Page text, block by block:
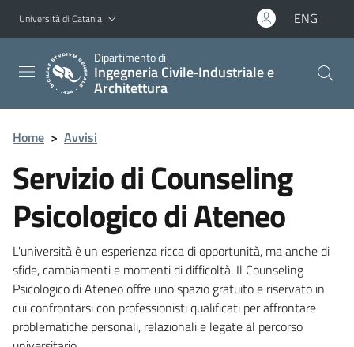
Vai al contenuto principale
Vai al menu di navigazione
Università di Catania ENG
Dipartimento di
Ingegneria Civile‑Industriale e
Architettura
Home > Avvisi
Servizio di Counseling
Psicologico di Ateneo
L'università è un esperienza ricca di opportunità, ma anche di
sfide, cambiamenti e momenti di difficoltà. Il Counseling
Psicologico di Ateneo offre uno spazio gratuito e riservato in
cui confrontarsi con professionisti qualificati per affrontare
problematiche personali, relazionali e legate al percorso